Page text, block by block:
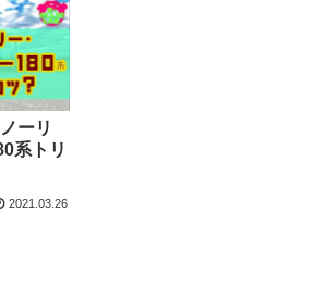
ーリ
系トリ
2021.03.26